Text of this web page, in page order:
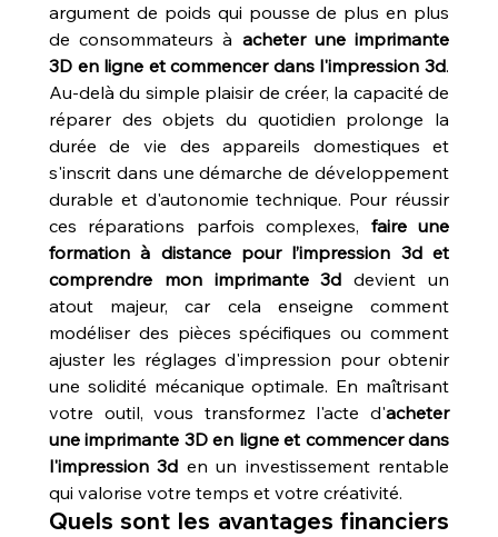
argument de poids qui pousse de plus en plus
de consommateurs à acheter une imprimante
3D en ligne et commencer dans l'impression 3d.
Au-delà du simple plaisir de créer, la capacité de
réparer des objets du quotidien prolonge la
durée de vie des appareils domestiques et
s'inscrit dans une démarche de développement
durable et d'autonomie technique. Pour réussir
ces réparations parfois complexes, faire une
formation à distance pour l’impression 3d et
comprendre mon imprimante 3d devient un
atout majeur, car cela enseigne comment
modéliser des pièces spécifiques ou comment
ajuster les réglages d'impression pour obtenir
une solidité mécanique optimale. En maîtrisant
votre outil, vous transformez l'acte d'acheter
une imprimante 3D en ligne et commencer dans
l'impression 3d en un investissement rentable
qui valorise votre temps et votre créativité.
Quels sont les avantages financiers